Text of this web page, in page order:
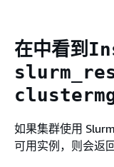
在中看到
如果集群使用
可用实例，则会返